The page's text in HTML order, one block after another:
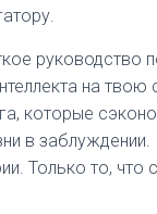
руководство
на твою
которые
в заблуждении.
Только то, что